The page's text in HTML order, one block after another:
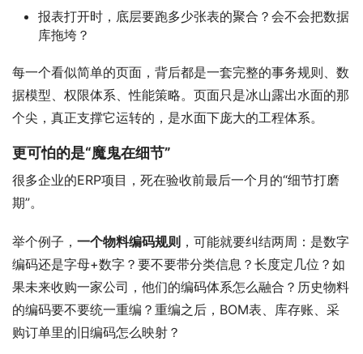
报表打开时，底层要跑多少张表的聚合？会不会把数据
库拖垮？
每一个看似简单的页面，背后都是一套完整的事务规则、数
据模型、权限体系、性能策略。页面只是冰山露出水面的那
个尖，真正支撑它运转的，是水面下庞大的工程体系。
更可怕的是“魔鬼在细节”
很多企业的ERP项目，死在验收前最后一个月的“细节打磨
期”。
举个例子， 一个物料编码规则 ，可能就要纠结两周：是数字
编码还是字母+数字？要不要带分类信息？长度定几位？如
果未来收购一家公司，他们的编码体系怎么融合？历史物料
的编码要不要统一重编？重编之后，BOM表、库存账、采
购订单里的旧编码怎么映射？